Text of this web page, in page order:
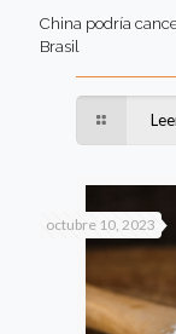
China podría
Brasil
octubre 10, 2023